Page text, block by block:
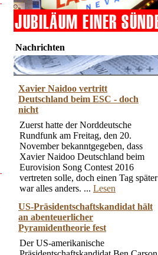
Nachrichten
Xavier Naidoo vertritt
Deutschland beim ESC - doch
nicht
Zuerst hatte der Norddeutsche
Rundfunk am Freitag, den 20.
November bekanntgegeben, dass
Xavier Naidoo Deutschland beim
Eurovision Song Contest 2016
vertreten solle, doch einen Tag später
war alles anders. ... Lesen
US-Präsidentschaftskandidat hält
an abenteuerlicher
Pyramidentheorie fest
Der US-amerikanische